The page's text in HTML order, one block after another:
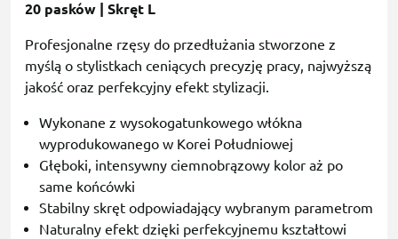
20 pasków | Skręt L
Profesjonalne rzęsy do przedłużania stworzone z
myślą o stylistkach ceniących precyzję pracy, najwyższą
jakość oraz perfekcyjny efekt stylizacji.
Wykonane z wysokogatunkowego włókna
wyprodukowanego w Korei Południowej
Głęboki, intensywny ciemnobrązowy kolor aż po
same końcówki
Stabilny skręt odpowiadający wybranym parametrom
Naturalny efekt dzięki perfekcyjnemu kształtowi